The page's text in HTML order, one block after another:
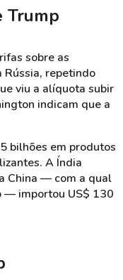
Trump
sobre as
repetindo
viu a alíquota subir
indicam que a
bilhões em produtos
A Índia
China — com a qual
— importou US$ 130